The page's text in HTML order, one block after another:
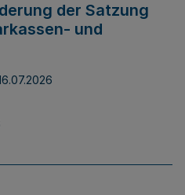
der Satzung
und